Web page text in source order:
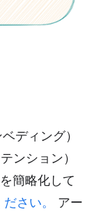
ディング）
ンション）
簡略化して
さい。
アー